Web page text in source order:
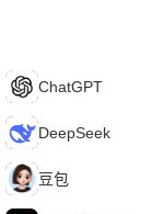
C ChatGPT
D DeepSeek
豆 豆包